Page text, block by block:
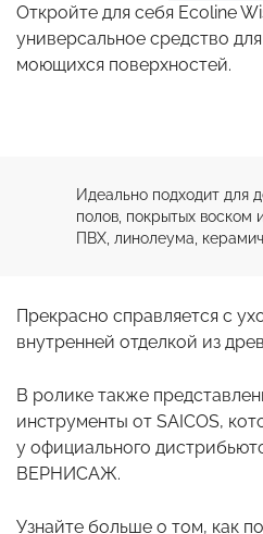
Откройте для себя Ecoline
универсальное средство
моющихся поверхностей.
Идеально подходит для
полов, покрытых воском
ПВХ, линолеума,
Прекрасно справляется с
внутренней отделкой из
В ролике также
инструменты от SAICOS,
у официального
ВЕРНИСАЖ.
Узнайте больше о том, как